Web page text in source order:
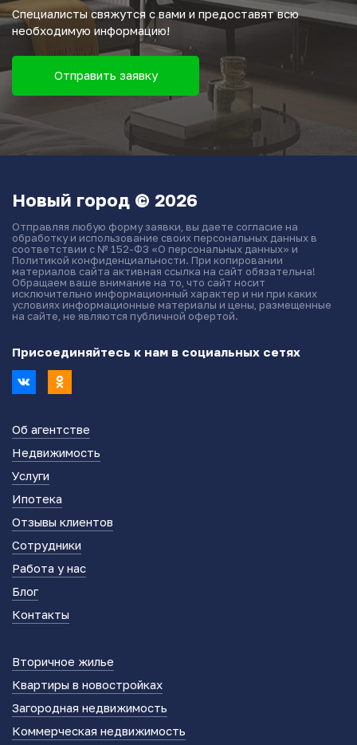
Специалисты свяжутся с вами и предоставят всю
необходимую информацию!
Отправить заявку
Новый город © 2026
Отправляя любую форму заявки, вы даете согласие на
обработку и использование своих персональных данных в
соответствии с № 152-ФЗ «О персональных данных» и
Политикой конфиденциальности. При копировании
материалов сайта активная ссылка на сайт обязательна!
Обращаем ваше внимание на то, что сайт носит
исключительно информационный характер и ни при каких
условиях информационные материалы и цены, размещенные
на сайте, не являются публичной офертой.
Присоединяйтесь к нам в социальных сетях
Об агентстве
Недвижимость
Услуги
Ипотека
Отзывы клиентов
Сотрудники
Работа у нас
Блог
Контакты
Вторичное жилье
Квартиры в новостройках
Загородная недвижимость
Коммерческая недвижимость